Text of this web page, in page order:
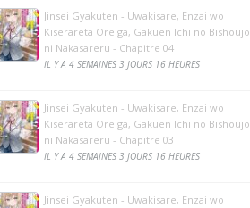
Jinsei Gyakuten - Uwakisare, Enzai wo
Kiserareta Ore ga, Gakuen Ichi no Bishoujo
ni Nakasareru - Chapitre 04
IL Y A 4 SEMAINES 3 JOURS 16 HEURES
Jinsei Gyakuten - Uwakisare, Enzai wo
Kiserareta Ore ga, Gakuen Ichi no Bishoujo
ni Nakasareru - Chapitre 03
IL Y A 4 SEMAINES 3 JOURS 16 HEURES
Jinsei Gyakuten - Uwakisare, Enzai wo